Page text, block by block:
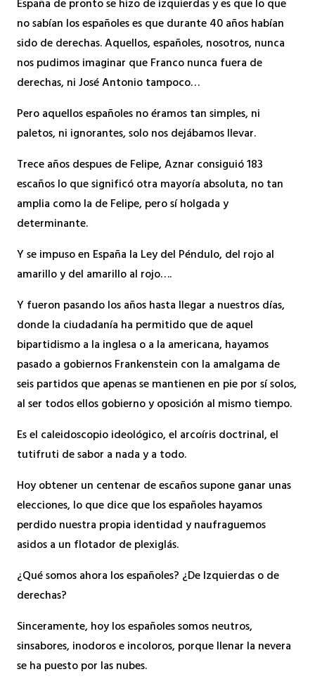
España de pronto se hizo de izquierdas y es que lo que
no sabían los españoles es que durante 40 años habían
sido de derechas. Aquellos, españoles, nosotros, nunca
nos pudimos imaginar que Franco nunca fuera de
derechas, ni José Antonio tampoco…
Pero aquellos españoles no éramos tan simples, ni
paletos, ni ignorantes, solo nos dejábamos llevar.
Trece años despues de Felipe, Aznar consiguió 183
escaños lo que significó otra mayoría absoluta, no tan
amplia como la de Felipe, pero sí holgada y
determinante.
Y se impuso en España la Ley del Péndulo, del rojo al
amarillo y del amarillo al rojo….
Y fueron pasando los años hasta llegar a nuestros días,
donde la ciudadanía ha permitido que de aquel
bipartidismo a la inglesa o a la americana, hayamos
pasado a gobiernos Frankenstein con la amalgama de
seis partidos que apenas se mantienen en pie por sí solos,
al ser todos ellos gobierno y oposición al mismo tiempo.
Es el caleidoscopio ideológico, el arcoíris doctrinal, el
tutifruti de sabor a nada y a todo.
Hoy obtener un centenar de escaños supone ganar unas
elecciones, lo que dice que los españoles hayamos
perdido nuestra propia identidad y naufraguemos
asidos a un flotador de plexiglás.
¿Qué somos ahora los españoles? ¿De Izquierdas o de
derechas?
Sinceramente, hoy los españoles somos neutros,
sinsabores, inodoros e incoloros, porque llenar la nevera
se ha puesto por las nubes.